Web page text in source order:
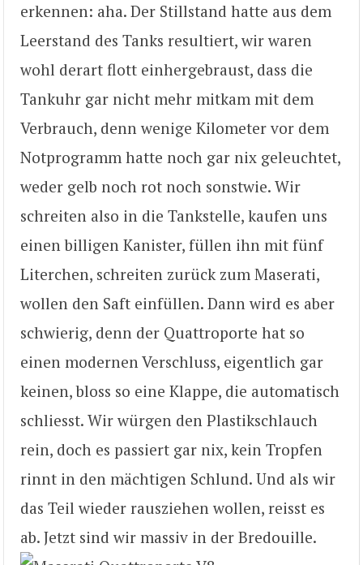
erkennen: aha. Der Stillstand hatte aus dem
Leerstand des Tanks resultiert, wir waren
wohl derart flott einhergebraust, dass die
Tankuhr gar nicht mehr mitkam mit dem
Verbrauch, denn wenige Kilometer vor dem
Notprogramm hatte noch gar nix geleuchtet,
weder gelb noch rot noch sonstwie. Wir
schreiten also in die Tankstelle, kaufen uns
einen billigen Kanister, füllen ihn mit fünf
Literchen, schreiten zurück zum Maserati,
wollen den Saft einfüllen. Dann wird es aber
schwierig, denn der Quattroporte hat so
einen modernen Verschluss, eigentlich gar
keinen, bloss so eine Klappe, die automatisch
schliesst. Wir würgen den Plastikschlauch
rein, doch es passiert gar nix, kein Tropfen
rinnt in den mächtigen Schlund. Und als wir
das Teil wieder rausziehen wollen, reisst es
ab. Jetzt sind wir massiv in der Bredouille.